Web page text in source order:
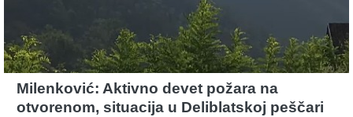
Milenković: Aktivno devet požara na
otvorenom, situacija u Deliblatskoj peščari